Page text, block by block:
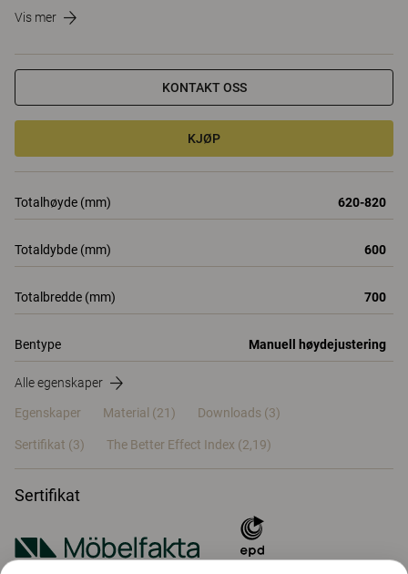
Vis mer
KONTAKT OSS
KJØP
Totalhøyde (mm) 620-820
Totaldybde (mm) 600
Totalbredde (mm) 700
Bentype Manuell høydejustering
Alle egenskaper
Egenskaper Material (21) Downloads (3)
Sertifikat (3) The Better Effect Index (2,19)
Sertifikat